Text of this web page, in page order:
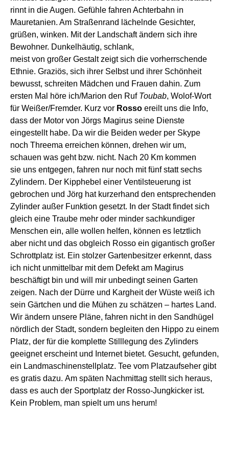
rinnt in die Augen. Gefühle fahren Achterbahn in
Mauretanien. Am Straßenrand lächelnde Gesichter,
grüßen, winken. Mit der Landschaft ändern sich ihre
Bewohner. Dunkelhäutig, schlank,
meistvon großer Gestaltzeigt sich die vorherrschende
Ethnie. Graziös, sich ihrer Selbst und ihrer Schönheit
bewusst, schreiten Mädchen und Frauen dahin. Zum
ersten Mal höre ich/Marion den Ruf Toubab, Wolof-Wort
für Weißer/Fremder. Kurz vor Rosso ereilt uns die Info,
dass der Motor von Jörgs Magirus seine Dienste
eingestellt habe. Da wir die Beiden weder per Skype
noch Threema erreichen können, drehen wir um,
schauen was geht bzw. nicht. Nach 20 Km kommen
sie uns entgegen, fahren nur noch mitfünf statt sechs
Zylindern. Der Kipphebel einer Ventilsteuerung ist
gebrochen und Jörg hat kurzerhand den entsprechenden
Zylinder außer Funktion gesetzt. In der Stadt findet sich
gleich eine Traube mehr oder minder sachkundiger
Menschen ein, alle wollen helfen, können es letztlich
aber nicht und das obgleich Rosso ein gigantisch großer
Schrottplatz ist. Ein stolzer Gartenbesitzer erkennt, dass
ich nicht unmittelbar mit dem Defekt am Magirus
beschäftigt bin und will mir unbedingt seinen Garten
zeigen. Nach der Dürre und Kargheit der Wüste weiß ich
sein Gärtchen und die Mühen zu schätzen – hartes Land.
Wir ändern unsere Pläne, fahren nicht in den Sandhügel
nördlich der Stadt, sondern begleiten den Hippo zu einem
Platz, der für die komplette Stilllegung des Zylinders
geeignet erscheint und Internet bietet. Gesucht, gefunden,
ein Landmaschinenstellplatz. Tee vom Platzaufseher gibt
es gratis dazu. Am späten Nachmittag stellt sich heraus,
dass es auch der Sportplatz der Rosso-Jungkicker ist.
Kein Problem, man spielt um uns herum!